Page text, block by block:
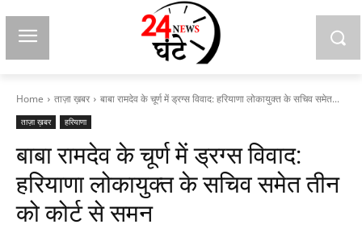
Home ताज़ा ख़बर बाबा रामदेव के चूर्ण में ड्रग्स विवाद: हरियाणा लोकायुक्त के सचिव समेत...
ताज़ा ख़बर हरियाणा
बाबा रामदेव के चूर्ण में ड्रग्स विवाद:
हरियाणा लोकायुक्त के सचिव समेत तीन
को कोर्ट से समन